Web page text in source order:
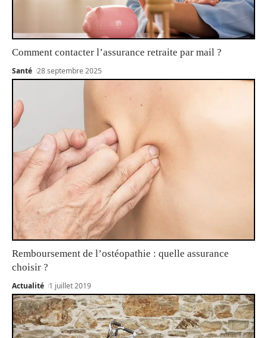
Comment contacter l’assurance retraite par mail ?
Santé 28 septembre 2025
Remboursement de l’ostéopathie : quelle assurance
choisir ?
Actualité 1 juillet 2019